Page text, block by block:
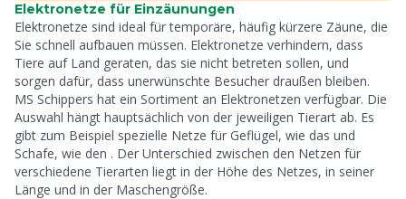
Elektronetze für Einzäunungen
Elektronetze sind ideal für temporäre, häufig kürzere Zäune, die
Sie schnell aufbauen müssen. Elektronetze verhindern, dass
Tiere auf Land geraten, das sie nicht betreten sollen, und
sorgen dafür, dass unerwünschte Besucher draußen bleiben.
MS Schippers hat ein Sortiment an Elektronetzen verfügbar. Die
Auswahl hängt hauptsächlich von der jeweiligen Tierart ab. Es
gibt zum Beispiel spezielle Netze für Geflügel, wie das und
Schafe, wie den . Der Unterschied zwischen den Netzen für
verschiedene Tierarten liegt in der Höhe des Netzes, in seiner
Länge und in der Maschengröße.